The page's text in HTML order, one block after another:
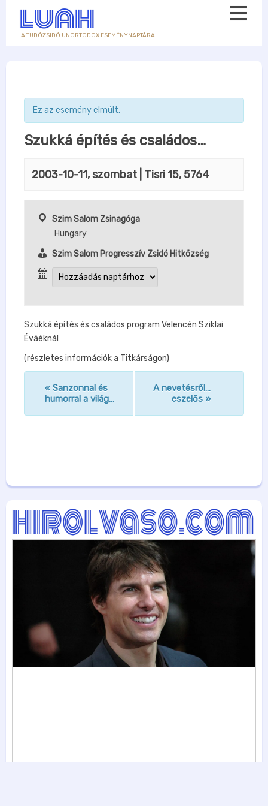
A TUDÓZSIDÓ UNORTODOX ESEMÉNYNAPTÁRA
Ez az esemény elmúlt.
Szukká építés és családos…
2003-10-11, szombat | Tisri 15, 5764
Szim Salom Zsinagóga
Hungary
Szim Salom Progresszív Zsidó Hitközség
Szukká építés és családos program Velencén Sziklai
Éváéknál
(részletes információk a Titkárságon)
a
i
ó
« Sanzonnal és
humorral a világ…
A nevetésről…
eszelős »